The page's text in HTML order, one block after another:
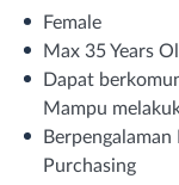
Female
Max 35 Years
Dapat
Mampu
Purchasing